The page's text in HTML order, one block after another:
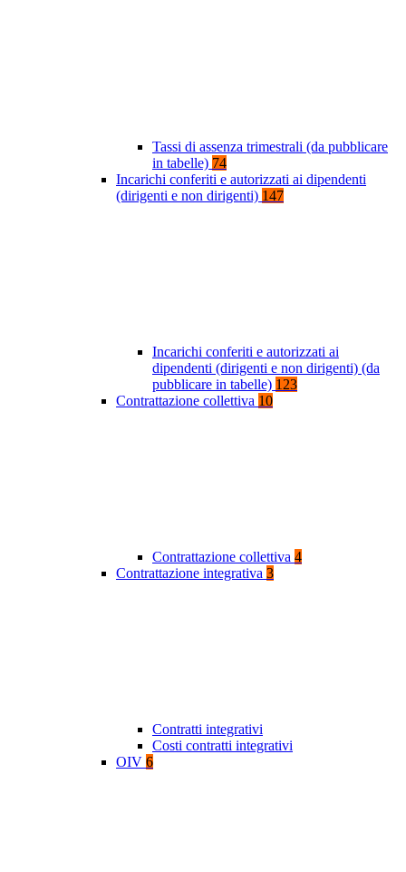
Tassi di assenza trimestrali (da pubblicare
in tabelle) 74
Incarichi conferiti e autorizzati ai dipendenti
(dirigenti e non dirigenti) 147
Incarichi conferiti e autorizzati ai
dipendenti (dirigenti e non dirigenti) (da
pubblicare in tabelle) 123
Contrattazione collettiva 10
Contrattazione collettiva 4
Contrattazione integrativa 3
Contratti integrativi
Costi contratti integrativi
OIV 6